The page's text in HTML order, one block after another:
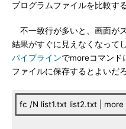
プログラムファイルを比較す
不一致行が多いと、画面が
結果がすぐに見えなくなって
パイプラインでmoreコマンド
ファイルに保存するとよいだろ
fc /N list1.txt list2.txt | more